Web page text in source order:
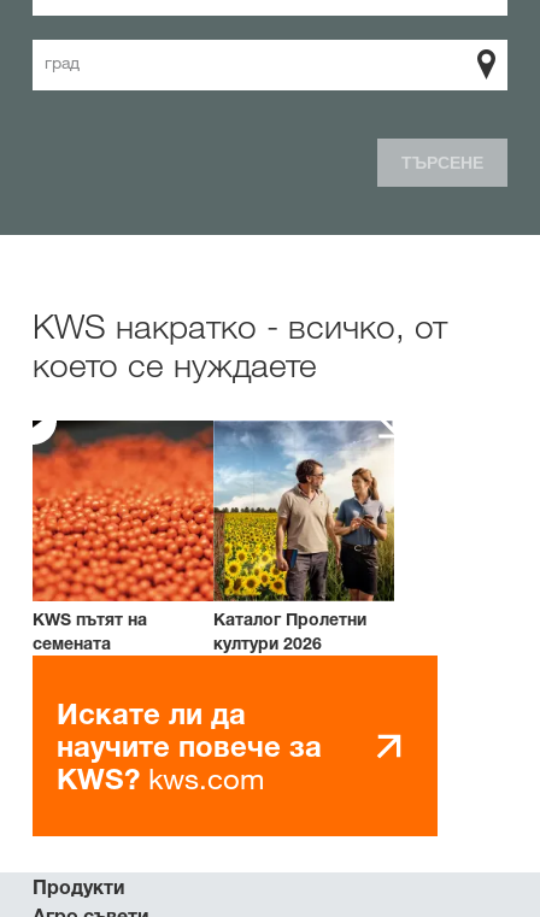
град
ТЪРСЕНЕ
KWS накратко - всичко, от
което се нуждаете
KWS пътят на
семената
Каталог Пролетни
култури 2026
Искате ли да
научите повече за
KWS? kws.com
Продукти